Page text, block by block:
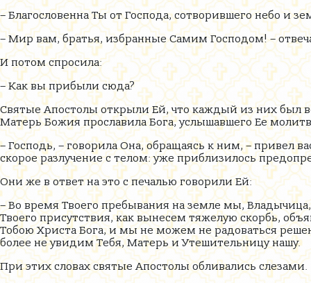
– Благословенна Ты от Господа, сотворившего небо и
– Мир вам, братья, избранные Самим Господом! –
И потом спросила:
– Как вы прибыли сюда?
Святые Апостолы открыли Ей, что каждый из них был
Матерь Божия прославила Бога, услышавшего Ее
– Господь, – говорила Она, обращаясь к ним, – привел
скорое разлучение с телом: уже приблизилось
Они же в ответ на это с печалью говорили Ей:
– Во время Твоего пребывания на земле мы,
Твоего присутствия, как вынесем тяжелую скорбь,
Тобою Христа Бога, и мы не можем не радоваться
более не увидим Тебя, Матерь и Утешительницу нашу.
При этих словах святые Апостолы обливались слезами.